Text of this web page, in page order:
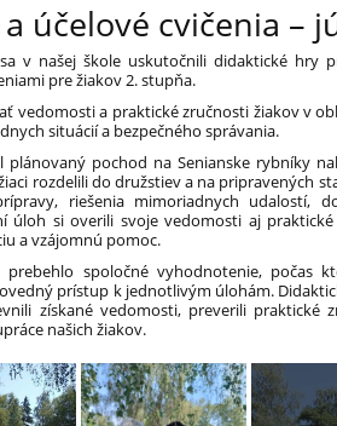
účelové cvičenia –
v našej škole uskutočnili didaktické hry
pre žiakov 2. stupňa.
vedomosti a praktické zručnosti žiakov v
situácií a bezpečného správania.
pochod na Senianske rybníky
rozdelili do družstiev a na pripravených
riešenia mimoriadnych udalostí,
úloh si overili svoje vedomosti aj
a vzájomnú pomoc.
spoločné vyhodnotenie, počas
prístup k jednotlivým úlohám.
získané vedomosti, preverili praktické
našich žiakov.